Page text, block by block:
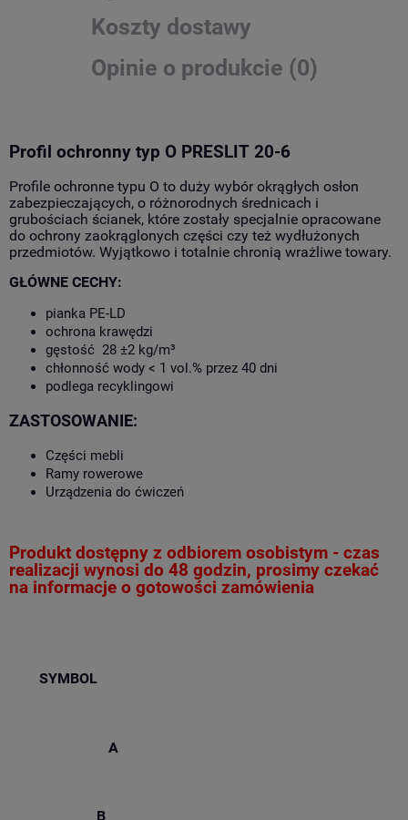
Koszty dostawy
Opinie o produkcie (0)
Profil ochronny typ O PRESLIT 20-6
Profile ochronne typu O to duży wybór okrągłych osłon
zabezpieczających, o różnorodnych średnicach i
grubościach ścianek, które zostały specjalnie opracowane
do ochrony zaokrąglonych części czy też wydłużonych
przedmiotów. Wyjątkowo i totalnie chronią wrażliwe towary.
GŁÓWNE CECHY:
pianka PE-LD
ochrona krawędzi
gęstość 28 ±2 kg/m³
chłonność wody < 1 vol.% przez 40 dni
podlega recyklingowi
ZASTOSOWANIE:
Części mebli
Ramy rowerowe
Urządzenia do ćwiczeń
Produkt dostępny z odbiorem osobistym - czas
realizacji wynosi do 48 godzin, prosimy czekać
na informacje o gotowości zamówienia
SYMBOL
A
B